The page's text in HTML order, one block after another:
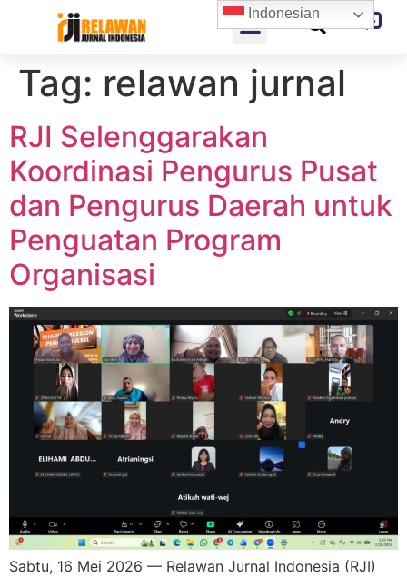
Tag: relawan jurnal
RJI Selenggarakan
Koordinasi Pengurus Pusat
dan Pengurus Daerah untuk
Penguatan Program
Organisasi
Sabtu, 16 Mei 2026 — Relawan Jurnal Indonesia (RJI)
Indonesian